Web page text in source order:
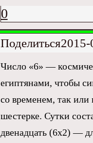
0
Поделиться
Число «6» —
египтянами, чтобы
со временем, так
шестерке. Сутки
двенадцать (6x2) —